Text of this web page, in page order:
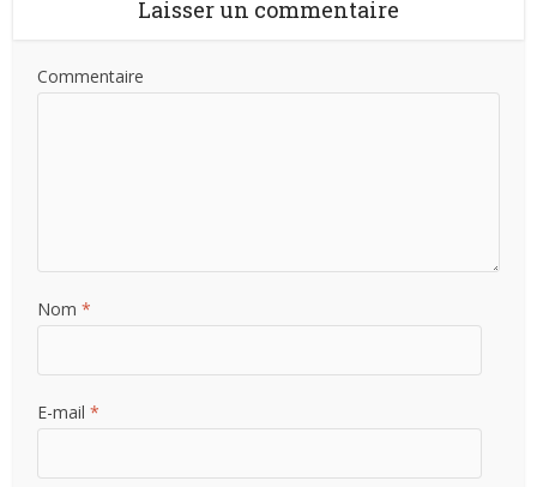
Laisser un commentaire
Commentaire
Nom*
E-mail*